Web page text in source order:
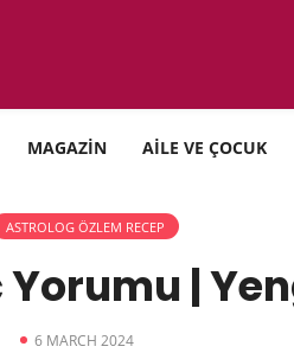
MAGAZİN AİLE VE ÇOCUK
ASTROLOG ÖZLEM RECEP
|
6 MARCH 2024